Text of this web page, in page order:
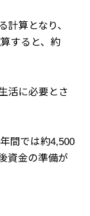
計算となり、
すると、約
活に必要とさ
間では約4,500
資金の準備が